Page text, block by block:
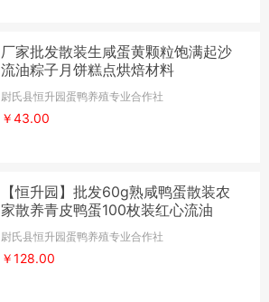
厂家批发散装生咸蛋黄颗粒饱满起沙
流油粽子月饼糕点烘焙材料
尉氏县恒升园蛋鸭养殖专业合作社
￥43.00
【恒升园】批发60g熟咸鸭蛋散装农
家散养青皮鸭蛋100枚装红心流油
尉氏县恒升园蛋鸭养殖专业合作社
￥128.00